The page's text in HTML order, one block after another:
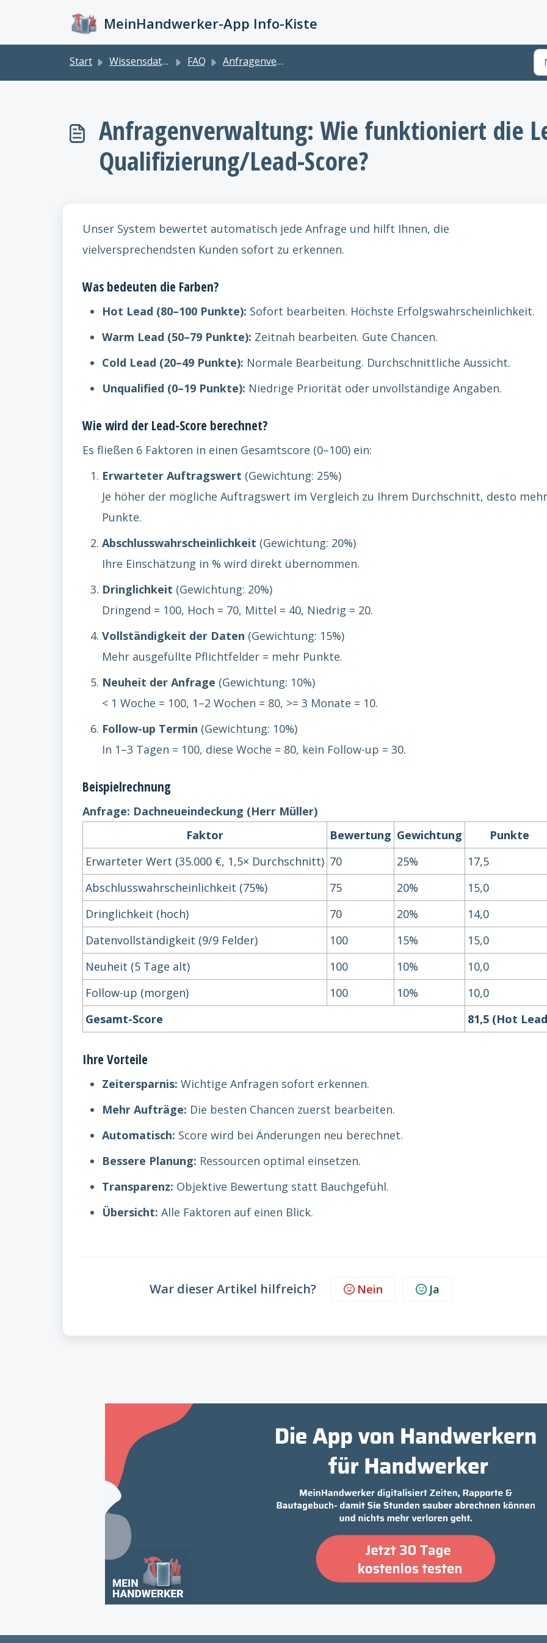
MeinHandwerker-App Info-Kiste
Start Wissensdatenbank FAQ Anfragenverwaltung/Leadmanagement
Anfragenverwaltung: Wie funktioniert die
Qualifizierung/Lead-Score?
Unser System bewertet automatisch jede Anfrage und hilft Ihnen, die
vielversprechendsten Kunden sofort zu erkennen.
Was bedeuten die Farben?
Hot Lead (80–100 Punkte): Sofort bearbeiten. Höchste Erfolgswahrscheinlichkeit.
Warm Lead (50–79 Punkte): Zeitnah bearbeiten. Gute Chancen.
Cold Lead (20–49 Punkte): Normale Bearbeitung. Durchschnittliche Aussicht.
Unqualified (0–19 Punkte): Niedrige Priorität oder unvollständige Angaben.
Wie wird der Lead-Score berechnet?
Es fließen 6 Faktoren in einen Gesamtscore (0–100) ein:
Erwarteter Auftragswert (Gewichtung: 25%)
Je höher der mögliche Auftragswert im Vergleich zu Ihrem Durchschnitt, desto mehr
Punkte.
Abschlusswahrscheinlichkeit (Gewichtung: 20%)
Ihre Einschätzung in % wird direkt übernommen.
Dringlichkeit (Gewichtung: 20%)
Dringend = 100, Hoch = 70, Mittel = 40, Niedrig = 20.
Vollständigkeit der Daten (Gewichtung: 15%)
Mehr ausgefüllte Pflichtfelder = mehr Punkte.
Neuheit der Anfrage (Gewichtung: 10%)
< 1 Woche = 100, 1–2 Wochen = 80, >= 3 Monate = 10.
Follow-up Termin (Gewichtung: 10%)
In 1–3 Tagen = 100, diese Woche = 80, kein Follow-up = 30.
Beispielrechnung
Anfrage: Dachneueindeckung (Herr Müller)
Faktor
Bewertung Gewichtung
Punkte
Erwarteter Wert (35.000 €, 1,5× Durchschnitt) 70 25%
17,5
Abschlusswahrscheinlichkeit (75%)
75 20%
15,0
Dringlichkeit (hoch)
70 20%
14,0
Datenvollständigkeit (9/9 Felder)
100 15%
15,0
Neuheit (5 Tage alt)
100 10%
10,0
Follow-up (morgen)
100 10%
10,0
Gesamt-Score
81,5 (Hot
Ihre Vorteile
Zeitersparnis: Wichtige Anfragen sofort erkennen.
Mehr Aufträge: Die besten Chancen zuerst bearbeiten.
Automatisch: Score wird bei Änderungen neu berechnet.
Bessere Planung: Ressourcen optimal einsetzen.
Transparenz: Objektive Bewertung statt Bauchgefühl.
Übersicht: Alle Faktoren auf einen Blick.
War dieser Artikel hilfreich? Nein Ja